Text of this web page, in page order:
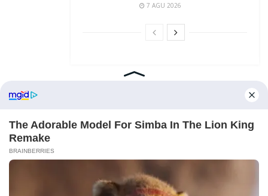
7 AGU 2026
Home Tentang Kontak Redaksi Pedoman Media Siber
©2026 Prosesnews.id. All Rights Reserved.